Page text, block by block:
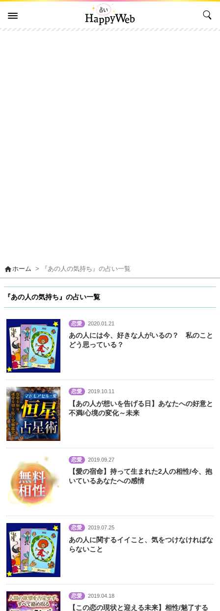
homeホーム > 『あの人の気持ち』の占い一覧
『あの人の気持ち』の占い一覧
恋愛 2020.01.21
あの人には今、好きな人がいるの？ 私のこと
どう思っている？
恋愛 2019.10.11
【あの人が想いを告げる日】あなたへの好意と
不満/心境の変化～未来
恋愛 2019.09.27
【愛の宿命】持って生まれた2人の相性/今、抱
いているあなたへの感情
恋愛 2019.07.25
あの人に関するイイこと、気をつけなければな
らないこと
恋愛 2019.04.18
【この恋の現状と迎える未来】相性/魅了する